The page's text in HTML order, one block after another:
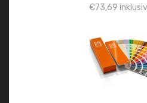
€73,69